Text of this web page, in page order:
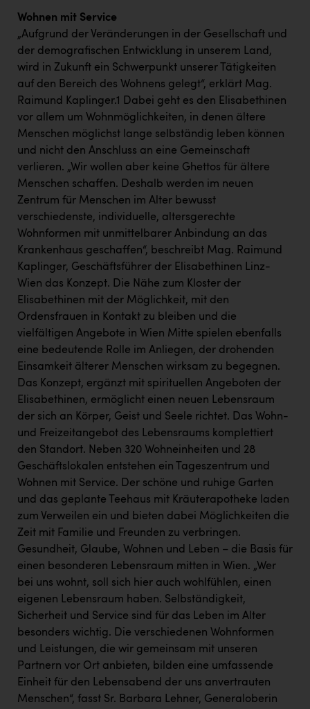
Wohnen mit Service
„Aufgrund der Veränderungen in der Gesellschaft und
der demografischen Entwicklung in unserem Land,
wird in Zukunft ein Schwerpunkt unserer Tätigkeiten
auf den Bereich des Wohnens gelegt“, erklärt Mag.
Raimund Kaplinger.1 Dabei geht es den Elisabethinen
vor allem um Wohnmöglichkeiten, in denen ältere
Menschen möglichst lange selbständig leben können
und nicht den Anschluss an eine Gemeinschaft
verlieren. „Wir wollen aber keine Ghettos für ältere
Menschen schaffen. Deshalb werden im neuen
Zentrum für Menschen im Alter bewusst
verschiedenste, individuelle, altersgerechte
Wohnformen mit unmittelbarer Anbindung an das
Krankenhaus geschaffen“, beschreibt Mag. Raimund
Kaplinger, Geschäftsführer der Elisabethinen Linz-
Wien das Konzept. Die Nähe zum Kloster der
Elisabethinen mit der Möglichkeit, mit den
Ordensfrauen in Kontakt zu bleiben und die
vielfältigen Angebote in Wien Mitte spielen ebenfalls
eine bedeutende Rolle im Anliegen, der drohenden
Einsamkeit älterer Menschen wirksam zu begegnen.
Das Konzept, ergänzt mit spirituellen Angeboten der
Elisabethinen, ermöglicht einen neuen Lebensraum
der sich an Körper, Geist und Seele richtet. Das Wohn-
und Freizeitangebot des Lebensraums komplettiert
den Standort. Neben 320 Wohneinheiten und 28
Geschäftslokalen entstehen ein Tageszentrum und
Wohnen mit Service. Der schöne und ruhige Garten
und das geplante Teehaus mit Kräuterapotheke laden
zum Verweilen ein und bieten dabei Möglichkeiten die
Zeit mit Familie und Freunden zu verbringen.
Gesundheit, Glaube, Wohnen und Leben – die Basis für
einen besonderen Lebensraum mitten in Wien. „Wer
bei uns wohnt, soll sich hier auch wohlfühlen, einen
eigenen Lebensraum haben. Selbständigkeit,
Sicherheit und Service sind für das Leben im Alter
besonders wichtig. Die verschiedenen Wohnformen
und Leistungen, die wir gemeinsam mit unseren
Partnern vor Ort anbieten, bilden eine umfassende
Einheit für den Lebensabend der uns anvertrauten
Menschen“, fasst Sr. Barbara Lehner, Generaloberin